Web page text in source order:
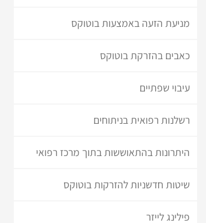
מניעת הזעה באמצעות בוטוקס
כאבים בהזרקת בוטוקס
עיבוי שפתיים
רשלנות רפואית בניתוחים
היתרונות בהתאוששות בתוך מרכז רפואי
שיטות חדשניות להזרקות בוטוקס
פילינג לייזר